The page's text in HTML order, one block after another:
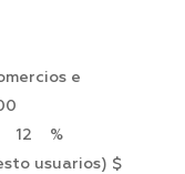
e
usuarios) $